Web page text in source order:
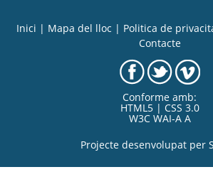
Inici Mapa del lloc Politica de
Contacte
Conforme amb:
HTML5 | CSS 3.0
W3C WAI-A A
Projecte desenvolupat per